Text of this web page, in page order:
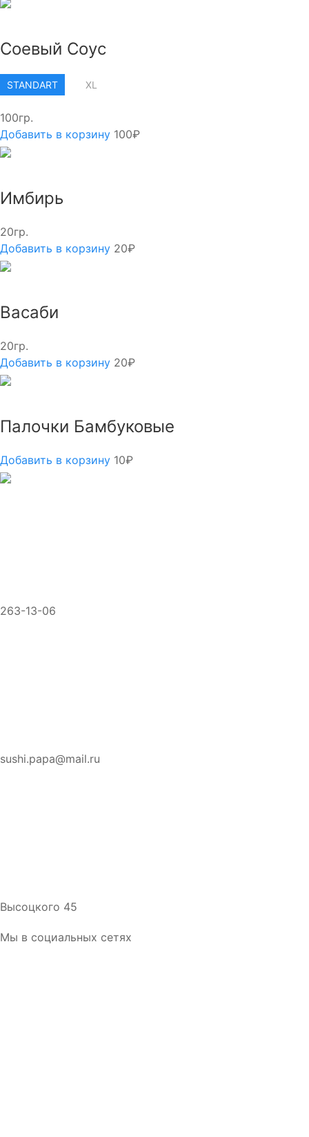
Соевый Соус
STANDART XL
100гр.
Добавить в корзину 100₽
Имбирь
20гр.
Добавить в корзину 20₽
Васаби
20гр.
Добавить в корзину 20₽
Палочки Бамбуковые
Добавить в корзину 10₽
263-13-06
sushi.papa@mail.ru
Высоцкого 45
Мы в социальных сетях